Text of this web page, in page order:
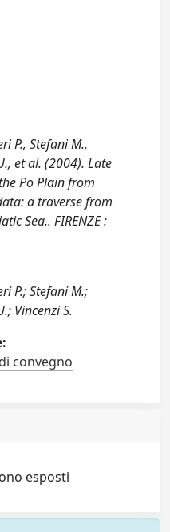
P., Stefani M.,
et al. (2004). Late
Po Plain from
a traverse from
Sea.. FIRENZE :
P.; Stefani M.;
Vincenzi S.
convegno
esposti